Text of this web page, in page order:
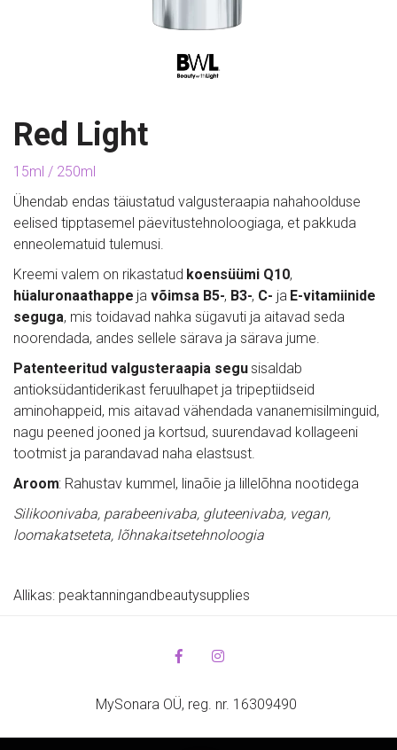
Red Light
15ml / 250ml
Ühendab endas täiustatud valgusteraapia nahahoolduse
eelised tipptasemel päevitustehnoloogiaga, et pakkuda
enneolematuid tulemusi.
Kreemi valem on rikastatud koensüümi Q10
hüaluronaathappe ja võimsa B5-, B3-, C- ja E-vitamiinide
seguga, mis toidavad nahka sügavuti ja aitavad seda
noorendada, andes sellele särava ja särava jume.
Patenteeritud valgusteraapia segu sisaldab
antioksüdantiderikast feruulhapet ja tripeptiidseid
aminohappeid, mis aitavad vähendada vananemisilminguid,
nagu peened jooned ja kortsud, suurendavad kollageeni
tootmist ja parandavad naha elastsust.
Aroom: Rahustav kummel, linaõie ja lillelõhna nootidega
Silikoonivaba, parabeenivaba, gluteenivaba, vegan,
loomakatseteta, lõhnakaitsetehnoloogia
Allikas: peaktanningandbeautysupplies
MySonara OÜ, reg. nr. 16309490